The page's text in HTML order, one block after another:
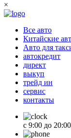
×
Все авто
Китайские
Авто для
автокредит
директ
выкуп
трейд ин
сервис
контакты
с 9:00 до